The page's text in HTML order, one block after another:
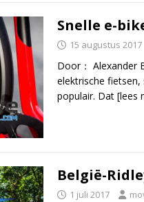
Snelle e-
15 augustus 2017
Door：
elektrische
populair. Dat [lees
België-
1 juli 2017